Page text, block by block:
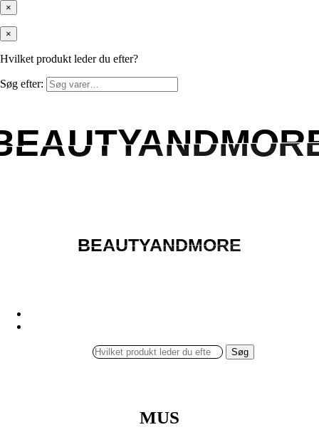
×
×
Hvilket produkt leder du efter?
Søg efter:
BEAUTYANDMORE
BEAUTYANDMORE
Søg
MUS